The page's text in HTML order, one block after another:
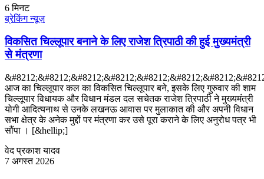
6मिनट
ब्रेकिंग न्यूज़
विकसित चिल्लूपार बनाने के लिए राजेश त्रिपाठी की हुई मुख्यमंत्री
से मंत्रणा
आज का चिल्लूपार कल का विकसित चिल्लूपार बने, इसके लिए गुरुवार की शाम
चिल्लूपार विधायक और विधान मंडल दल सचेतक राजेश त्रिपाठी ने मुख्यमंत्री
योगी आदित्यनाथ से उनके लखनऊ आवास पर मुलाकात की और अपनी विधान
सभा क्षेत्र के अनेक मुद्दों पर मंत्रणा कर उसे पूरा कराने के लिए अनुरोध पत्र भी
सौंपा । [&hellip;]
वेद प्रकाश यादव
7 अगस्त 2026